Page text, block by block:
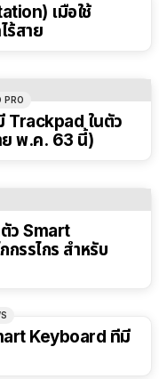
เมื่อใช้
ร้สาย
PRO
Trackpad ในตัว
ย พ.ค. 63 นี้)
ว Smart
รรไกร สำหรับ
Keyboard ที่มี